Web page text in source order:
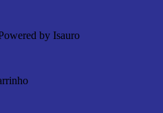
by Isauro